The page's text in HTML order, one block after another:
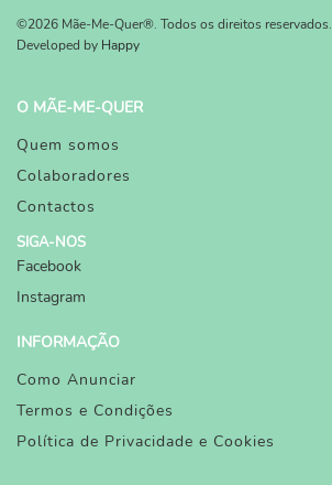
©2026 Mãe-Me-Quer®. Todos os direitos reservados.
Developed by Happy
O MÃE-ME-QUER
Quem somos
Colaboradores
Contactos
SIGA-NOS
Facebook
Instagram
INFORMAÇÃO
Como Anunciar
Termos e Condições
Política de Privacidade e Cookies